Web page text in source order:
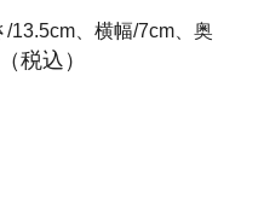
/13.5cm、横幅/7cm、奥
税込）